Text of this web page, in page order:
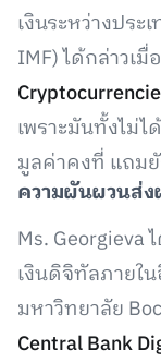
เงินระหว่างประ
IMF) ได้กล่าวเมื่
เพราะมันทั้งไม่
มูลค่าคงที่ แถม
ความผันผวนส่
Ms. Georgieva
เงินดิจิทัลภายใ
มหาวิทยาลัย
Central Bank